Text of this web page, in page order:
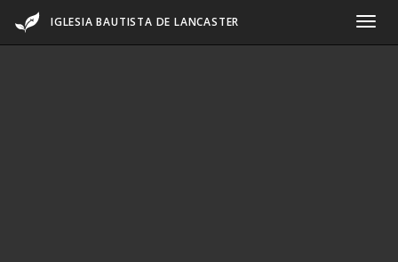
IGLESIA BAUTISTA DE LANCASTER